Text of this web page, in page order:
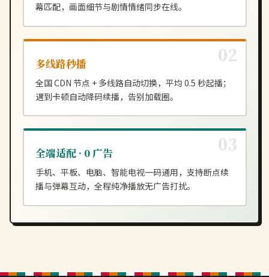
幕匹配，画面细节与剧情情绪同步在线。
多线路秒播
全国 CDN 节点 + 多线路自动切换，平均 0.5 秒起播；
遇到卡顿自动降码续播，告别加载圈。
全端适配 · 0 广告
手机、平板、电脑、智能电视一码通用，支持断点续
播与弹幕互动，全程纯净播放无广告打扰。